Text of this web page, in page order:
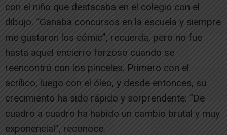
con el niño que destacaba en el colegio con el
dibujo. “Ganaba concursos en la escuela y siempre
me gustaron los cómic”, recuerda, pero no fue
hasta aquel encierro forzoso cuando se
reencontró con los pinceles. Primero con el
acrílico, luego con el óleo, y desde entonces, su
crecimiento ha sido rápido y sorprendente: “De
cuadro a cuadro ha habido un cambio brutal y muy
exponencial”, reconoce.